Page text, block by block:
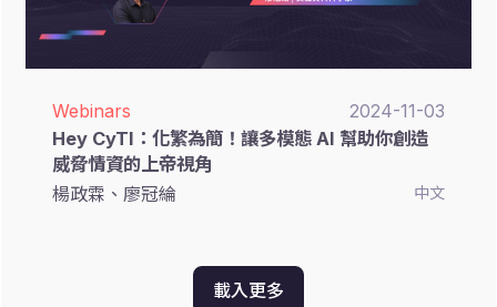
Webinars
2024-11-03
Hey CyTI：化繁為簡！讓多模態 AI 幫助你創造
威脅情資的上帝視角
楊政霖、廖冠綸 中文
載入更多